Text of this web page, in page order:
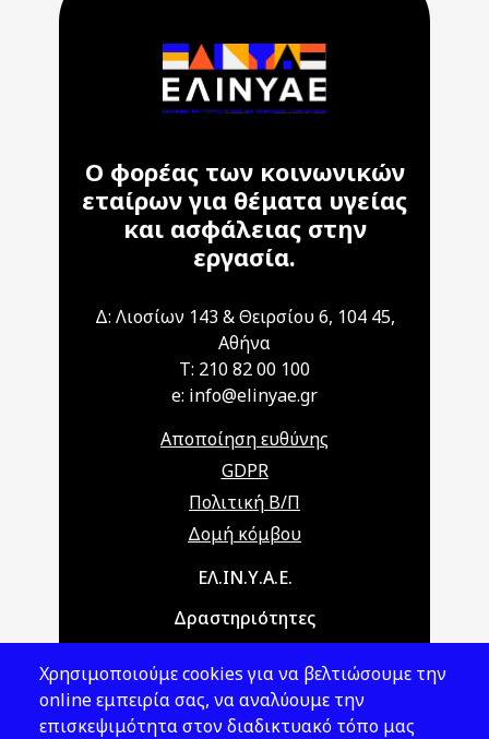
Ο φορέας των κοινωνικών
εταίρων για θέματα υγείας
και ασφάλειας στην
εργασία.
Δ: Λιοσίων 143 & Θειρσίου 6, 104 45,
Αθήνα
T: 210 82 00 100
e: info@elinyae.gr
Αποποίηση ευθύνης
GDPR
Πολιτική Β/Π
Δομή κόμβου
Main navigationΕΛ.ΙΝ.Υ.Α.Ε.
Δραστηριότητες
Νομοθεσία
Χρησιμοποιούμε cookies για να βελτιώσουμε την
online εμπειρία σας, να αναλύουμε την
επισκεψιμότητα στον διαδικτυακό τόπο μας